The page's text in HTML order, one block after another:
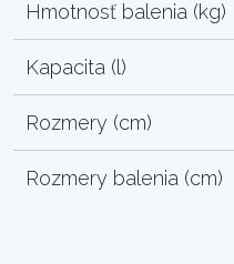
Hmotnosť balenia (kg)
Kapacita (l)
Rozmery (cm)
Rozmery balenia (cm)